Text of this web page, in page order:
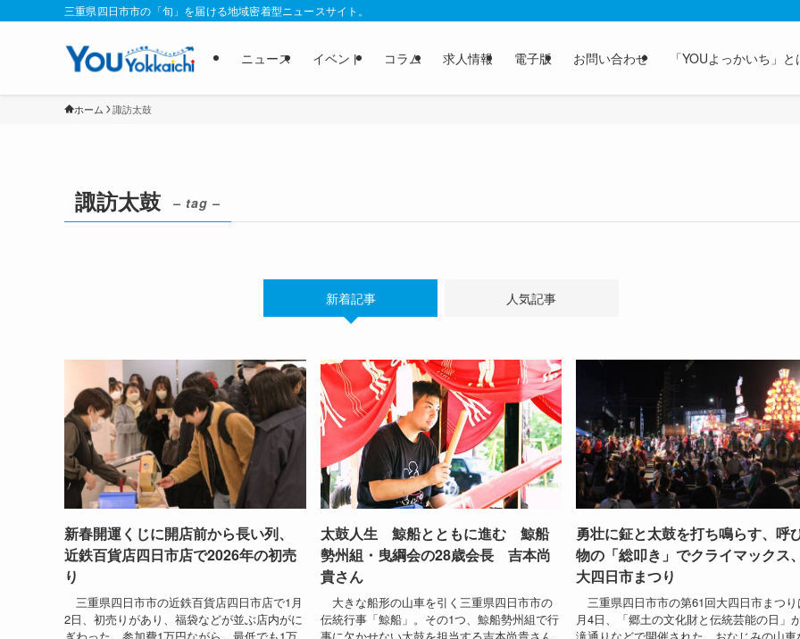
三重県四日市市の「旬」を届ける地域密着型ニュースサイト。
ニュース イベント コラム 求人情報 電子版 お問い合わせ 「YOUよっかいち」と
ホーム 諏訪太鼓
諏訪太鼓 – tag –
新着記事 人気記事
新春開運くじに開店前から長い列、
近鉄百貨店四日市店で2026年の初売
り
三重県四日市市の近鉄百貨店四日市店で1月
2日、初売りがあり、福袋などが並ぶ店内がに
太鼓人生 鯨船とともに進む 鯨船
勢州組・曳綱会の28歳会長 吉本尚
貴さん
大きな船形の山車を引く三重県四日市市の
伝統行事「鯨船」。その1つ、鯨船勢州組で行
勇壮に鉦と太鼓を打ち鳴らす、呼
物の「総叩き」でクライマックス
大四日市まつり
三重県四日市市の第61回大四日市まつ
月4日、「郷土の文化財と伝統芸能の日」